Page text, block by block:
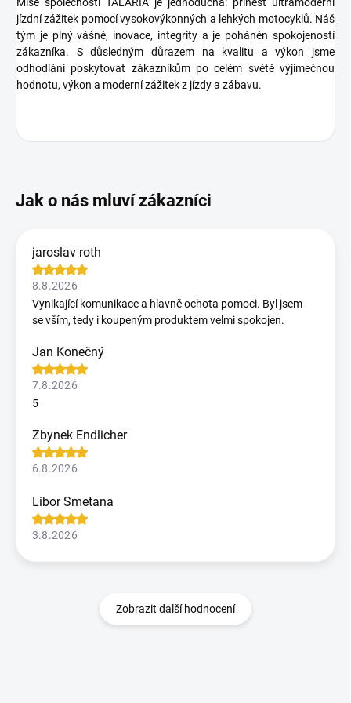
jízdní zážitek pomocí vysokovýkonných a lehkých motocyklů. Náš
tým je plný vášně, inovace, integrity a je poháněn spokojeností
zákazníka. S důsledným důrazem na kvalitu a výkon jsme
odhodláni poskytovat zákazníkům po celém světě výjimečnou
hodnotu, výkon a moderní zážitek z jízdy a zábavu.
jaroslav roth
8.8.2026
Vynikající komunikace a hlavně ochota pomoci. Byl jsem
se vším, tedy i koupeným produktem velmi spokojen.
Jan Konečný
7.8.2026
5
Zbynek Endlicher
6.8.2026
Libor Smetana
3.8.2026
Zobrazit další hodnocení